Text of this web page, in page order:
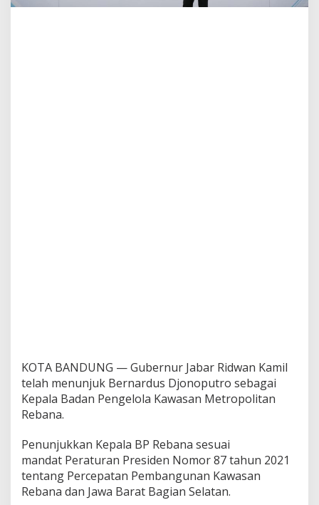
KOTA BANDUNG — Gubernur Jabar Ridwan Kamil
telah menunjuk Bernardus Djonoputro sebagai
Kepala Badan Pengelola Kawasan Metropolitan
Rebana.
Penunjukkan Kepala BP Rebana sesuai
mandat Peraturan Presiden Nomor 87 tahun 2021
tentang Percepatan Pembangunan Kawasan
Rebana dan Jawa Barat Bagian Selatan.